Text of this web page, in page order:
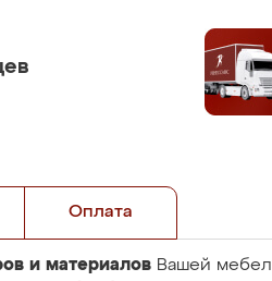
Оплата
и материалов Вашей